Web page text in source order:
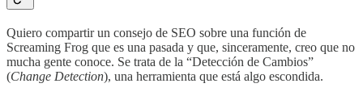
Quiero compartir un consejo de SEO sobre una función de
Screaming Frog que es una pasada y que, sinceramente, creo que no
mucha gente conoce. Se trata de la “Detección de Cambios”
(Change Detection), una herramienta que está algo escondida.